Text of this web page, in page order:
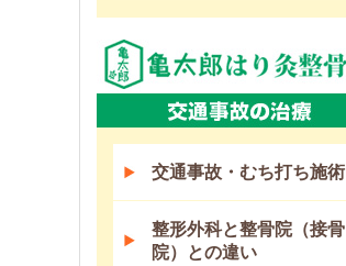
交通事故・むち打ち施術
整形外科と整骨院（接骨
院）との違い